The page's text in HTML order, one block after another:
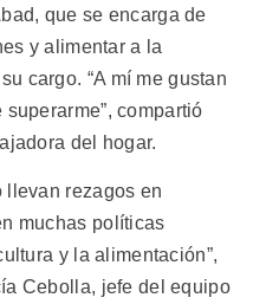
que se encarga de
y alimentar a la
cargo. “A mí me gustan
compartió
del hogar.
llevan rezagos en
muchas políticas
y la alimentación”,
Cebolla, jefe del equipo